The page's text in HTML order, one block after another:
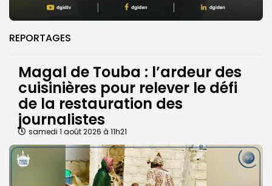
REPORTAGES
Magal de Touba : l’ardeur des
cuisinières pour relever le défi
de la restauration des
journalistes
samedi 1 août 2026 à 11h21